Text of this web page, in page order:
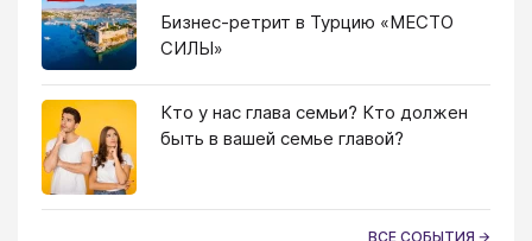
Бизнес-ретрит в Турцию «МЕСТО
СИЛЫ»
Кто у нас глава семьи? Кто должен
быть в вашей семье главой?
ВСЕ СОБЫТИЯ